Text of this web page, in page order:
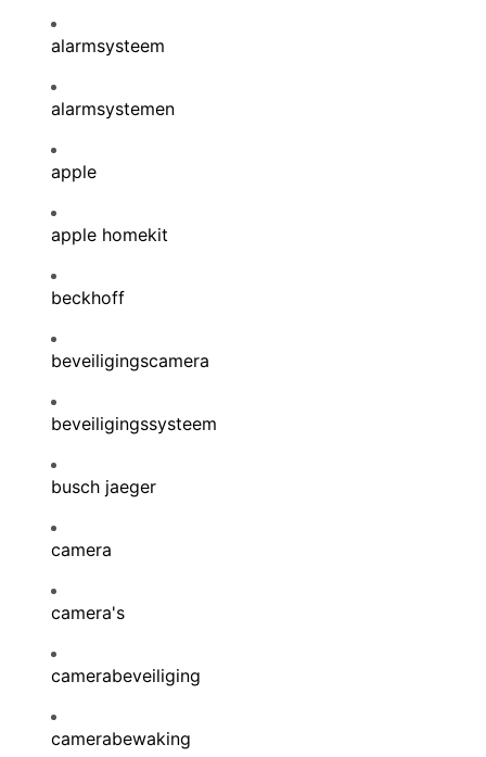
alarmsysteem
alarmsystemen
apple
apple homekit
beckhoff
beveiligingscamera
beveiligingssysteem
busch jaeger
camera
camera's
camerabeveiliging
camerabewaking